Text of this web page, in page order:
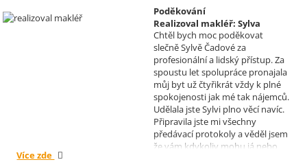
Krásné dny Vám a Vašim
zaměstnancům. Irena Höklová,
Brno
Poděkování
Realizoval makléř: Sylva
Čadová
Chtěl bych moc poděkovat
slečně Sylvě Čadové za
profesionální a lidský přístup. Za
spoustu let spolupráce pronajala
můj byt už čtyřikrát vždy k plné
spokojenosti jak mé tak nájemců.
Udělala jste Sylvi plno věcí navíc.
Připravila jste mi všechny
předávací protokoly a věděl jsem
že vám kdykoliv mohu já nebo
Více zde